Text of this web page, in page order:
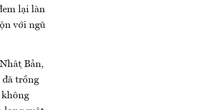
lại làn
với ngũ
Bản,
đã trồng